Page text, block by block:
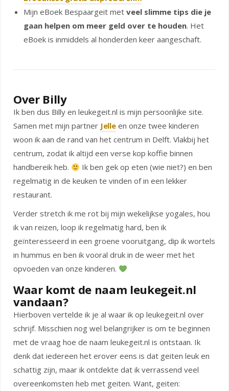
Mijn eBoek Bespaargeit met veel slimme tips die je
gaan helpen om meer geld over te houden. Het
eBoek is inmiddels al honderden keer aangeschaft.
Over Billy
Ik ben dus Billy en leukegeit.nl is mijn persoonlijke site.
Samen met mijn partner Jelleen onze twee kinderen
woon ik aan de rand van het centrum in Delft. Vlakbij het
centrum, zodat ik altijd een verse kop koffie binnen
handbereik heb.
Ik ben gek op eten (wie niet?) en ben
regelmatig in de keuken te vinden of in een lekker
restaurant.
Verder stretch ik me rot bij mijn wekelijkse yogales, hou
ik van reizen, loop ik regelmatig hard, ben ik
geïnteresseerd in een groene vooruitgang, dip ik wortels
in hummus en ben ik vooral druk in de weer met het
opvoeden van onze kinderen.
Waar komt de naam leukegeit.nl
vandaan?
Hierboven vertelde ik je al waar ik op leukegeit.nl over
schrijf. Misschien nog wel belangrijker is om te beginnen
met de vraag hoe de naam leukegeit.nl is ontstaan. Ik
denk dat iedereen het erover eens is dat geiten leuk en
schattig zijn, maar ik ontdekte dat ik verrassend veel
overeenkomsten heb met geiten. Want, geiten: